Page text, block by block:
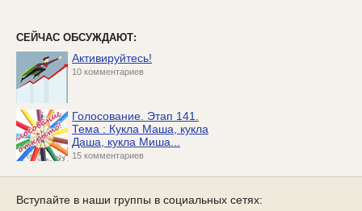
СЕЙЧАС ОБСУЖДАЮТ:
Активируйтесь!
10 комментариев
Голосование. Этап 141.
Тема : Кукла Маша, кукла
Даша, кукла Миша...
15 комментариев
Вступайте в наши группы в социальных сетях: